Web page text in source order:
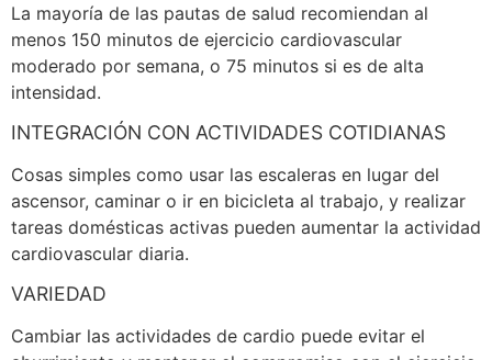
La mayoría de las pautas de salud recomiendan al
menos 150 minutos de ejercicio cardiovascular
moderado por semana, o 75 minutos si es de alta
intensidad.
INTEGRACIÓN CON ACTIVIDADES COTIDIANAS
Cosas simples como usar las escaleras en lugar del
ascensor, caminar o ir en bicicleta al trabajo, y realizar
tareas domésticas activas pueden aumentar la actividad
cardiovascular diaria.
VARIEDAD
Cambiar las actividades de cardio puede evitar el